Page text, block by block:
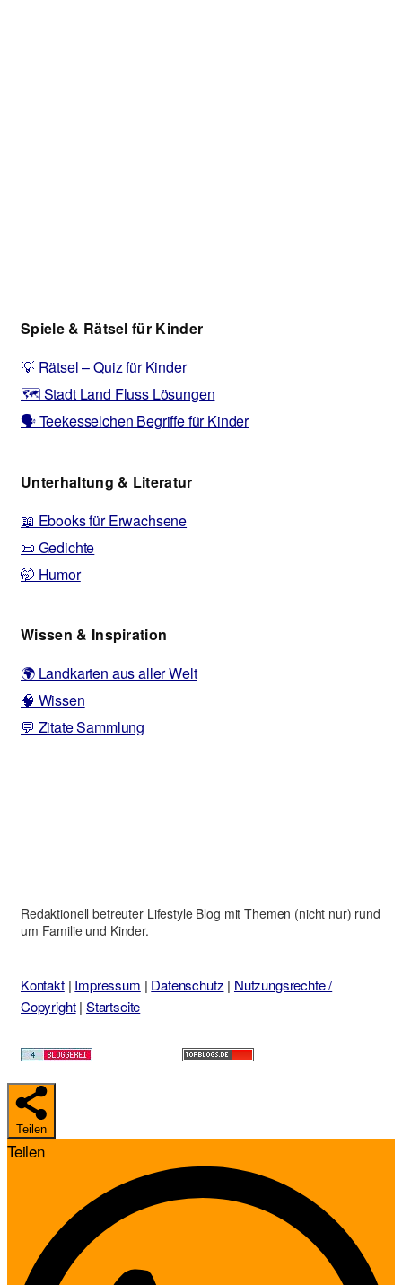
Spiele & Rätsel für Kinder
💡 Rätsel – Quiz für Kinder
🗺️ Stadt Land Fluss Lösungen
🗣️ Teekesselchen Begriffe für Kinder
Unterhaltung & Literatur
📖 Ebooks für Erwachsene
📜 Gedichte
🤭 Humor
Wissen & Inspiration
🌍 Landkarten aus aller Welt
🧠 Wissen
💬 Zitate Sammlung
Redaktionell betreuter Lifestyle Blog mit Themen (nicht nur) rund
um Familie und Kinder.
Kontakt| Impressum | Datenschutz | Nutzungsrechte /
Copyright| Startseite
Teilen
Teilen